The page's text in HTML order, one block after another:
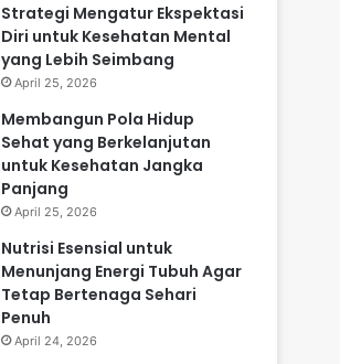
Strategi Mengatur Ekspektasi
Diri untuk Kesehatan Mental
yang Lebih Seimbang
April 25, 2026
Membangun Pola Hidup
Sehat yang Berkelanjutan
untuk Kesehatan Jangka
Panjang
April 25, 2026
Nutrisi Esensial untuk
Menunjang Energi Tubuh Agar
Tetap Bertenaga Sehari
Penuh
April 24, 2026